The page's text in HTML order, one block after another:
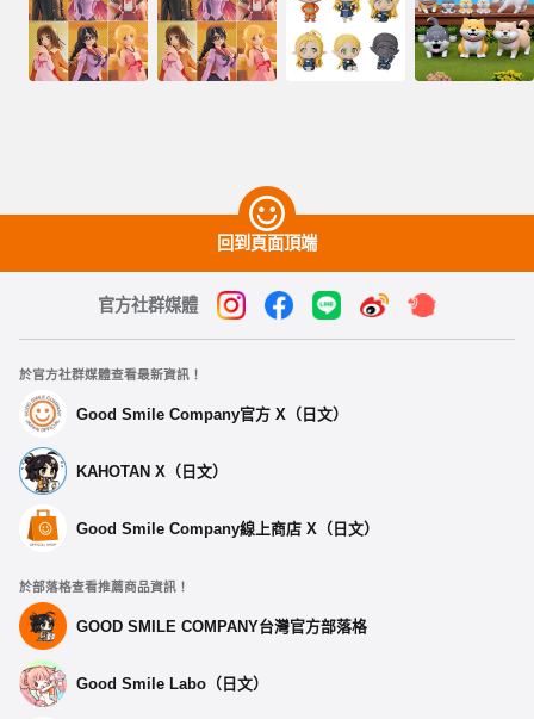
回到頁面頂端
官方社群媒體
於官方社群媒體查看最新資訊！
Good Smile Company官方 X（日文）
KAHOTAN X（日文）
Good Smile Company線上商店 X（日文）
於部落格查看推薦商品資訊！
GOOD SMILE COMPANY台灣官方部落格
Good Smile Labo（日文）